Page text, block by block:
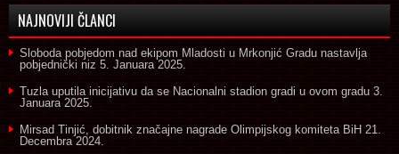
NAJNOVIJI ČLANCI
Sloboda pobjedom nad ekipom Mladosti u Mrkonjić Gradu nastavlja
pobjednički niz 5. Januara 2025.
Tuzla uputila inicijativu da se Nacionalni stadion gradi u ovom gradu 3.
Januara 2025.
Mirsad Tinjić, dobitnik značajne nagrade Olimpijskog komiteta BiH 21.
Decembra 2024.